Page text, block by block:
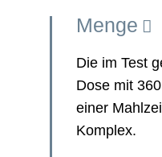
Menge
Die im Test
Dose mit
einer
Komplex.